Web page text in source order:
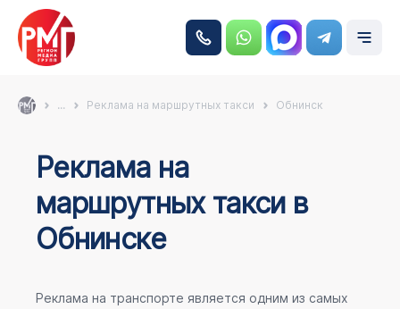
... Реклама на маршрутных такси Обнинск
Реклама на
маршрутных такси в
Обнинске
Реклама на транспорте является одним из самых